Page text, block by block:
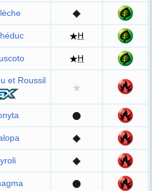
H
H
et Roussil